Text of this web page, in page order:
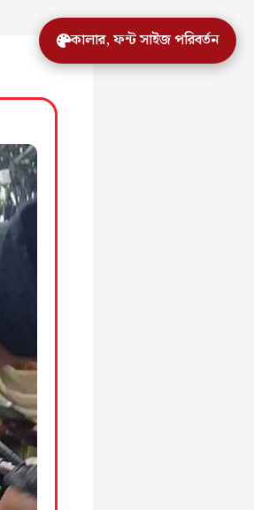
কালার, ফন্ট সাইজ পরিবর্তন